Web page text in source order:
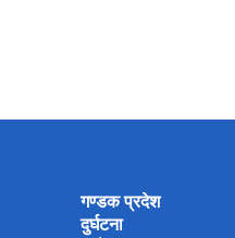
गण्डक प्रदेश
दुर्घटना